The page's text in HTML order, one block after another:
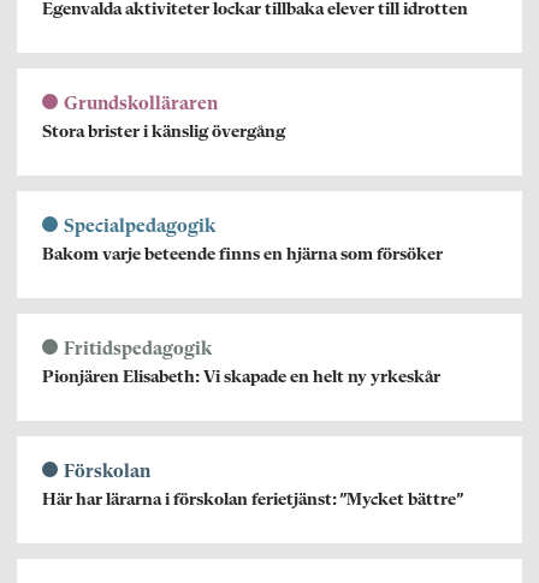
Egenvalda aktiviteter lockar tillbaka elever till idrotten
Grundskolläraren
Stora brister i känslig övergång
Specialpedagogik
Bakom varje beteende finns en hjärna som försöker
Fritidspedagogik
Pionjären Elisabeth: Vi skapade en helt ny yrkeskår
Förskolan
Här har lärarna i förskolan ferietjänst: ”Mycket bättre”